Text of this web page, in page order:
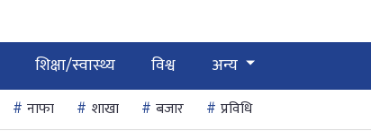
शिक्षा/स्वास्थ्य विश्व अन्य
नाफा शाखा बजार प्रविधि